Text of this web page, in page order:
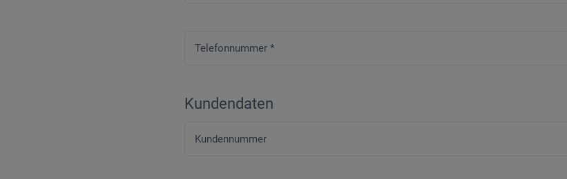
Telefonnummer *
Kundendaten
Kundennummer